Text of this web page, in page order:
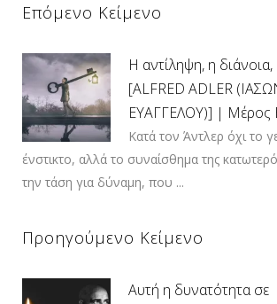
Επόμενο Κείμενο
Η αντίληψη, η
[ALFRED ADLER
ΕΥΑΓΓΕΛΟΥ)] | Μέρος
Κατά τον Άντλερ όχι το
ένστικτο, αλλά το συναίσθημα της
την τάση για δύναμη, που ...
Προηγούμενο Κείμενο
Αυτή η δυνατότητα σε